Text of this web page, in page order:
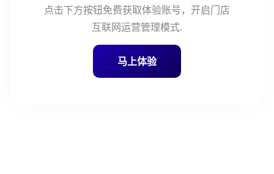
点击下方按钮免费获取体验账号，开启门店
互联网运营管理模式.
马上体验